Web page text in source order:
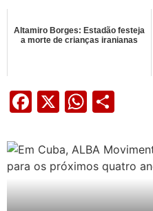
Altamiro Borges: Estadão festeja
a morte de crianças iranianas
Facebook
X